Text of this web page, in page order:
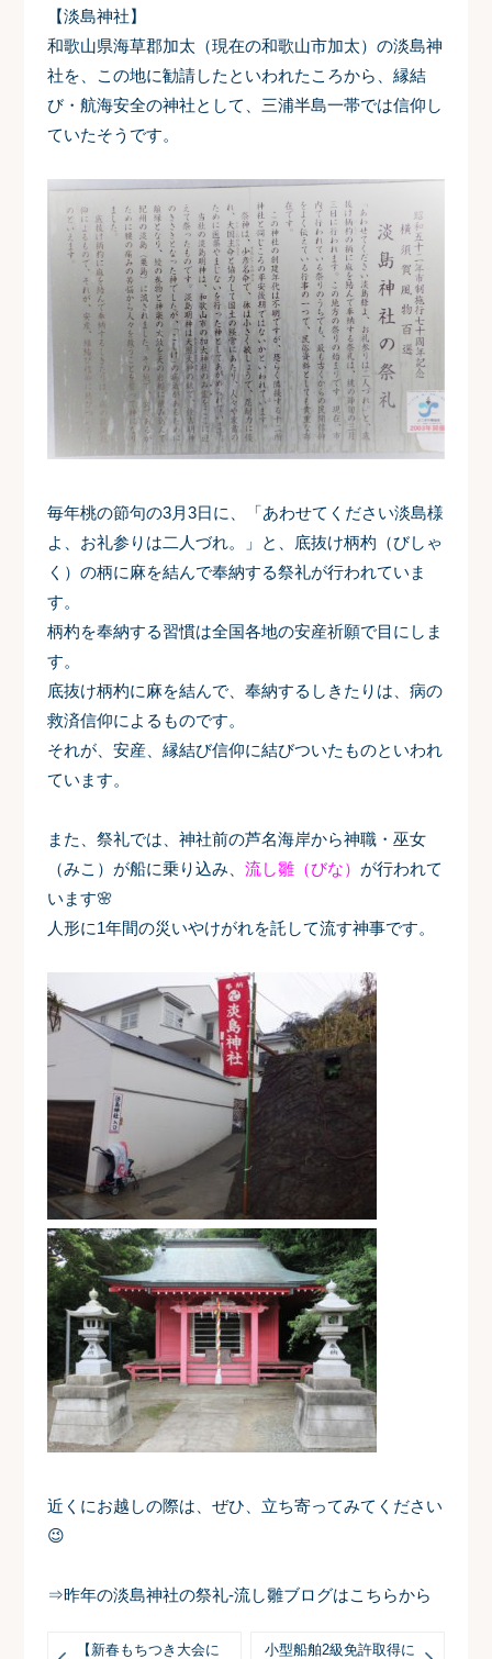
【淡島神社】
和歌山県海草郡加太（現在の和歌山市加太）の淡島神
社を、この地に勧請したといわれたころから、縁結
び・航海安全の神社として、三浦半島一帯では信仰し
ていたそうです。
毎年桃の節句の3月3日に、「あわせてください淡島様
よ、お礼参りは二人づれ。」と、底抜け柄杓（びしゃ
く）の柄に麻を結んで奉納する祭礼が行われていま
す。
柄杓を奉納する習慣は全国各地の安産祈願で目にしま
す。
底抜け柄杓に麻を結んで、奉納するしきたりは、病の
救済信仰によるものです。
それが、安産、縁結び信仰に結びついたものといわれ
ています。
また、祭礼では、神社前の芦名海岸から神職・巫女
（みこ）が船に乗り込み、 流し雛（びな） が行われて
います🌸
人形に1年間の災いやけがれを託して流す神事です。
近くにお越しの際は、ぜひ、立ち寄ってみてください
😉
⇒昨年の淡島神社の祭礼-流し雛ブログはこちらから
【新春もちつき大会に
小型船舶2級免許取得に